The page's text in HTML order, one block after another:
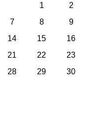
1
2
7 8
9
14 15
16
21 22
23
28 29
30